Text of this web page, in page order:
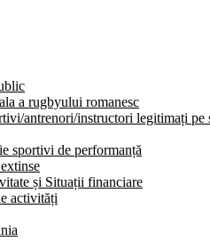
a rugbyului romanesc
antrenori/instructori legitimați pe
sportivi de performanță
și Situații financiare
activități